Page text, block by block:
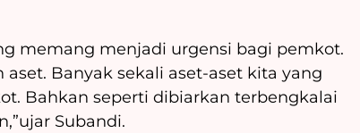
memang menjadi urgensi bagi pemkot.
Banyak sekali aset-aset kita yang
Bahkan seperti dibiarkan terbengkalai
Subandi.